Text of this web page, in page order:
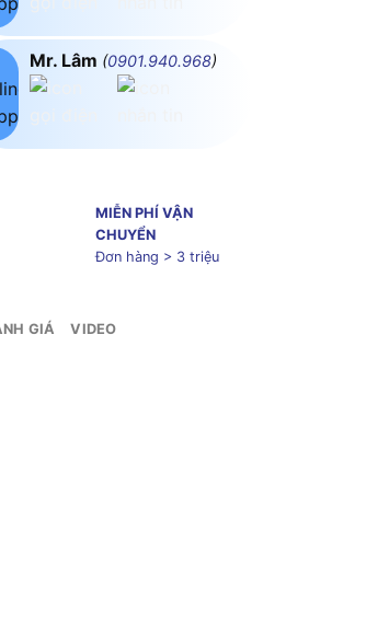
Mr. Lâm (0901.940.968)
MIỄN PHÍ VẬN
CHUYỂN
Đơn hàng > 3 triệu
GIÁ VIDEO